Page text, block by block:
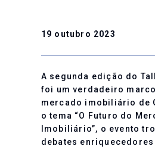
19 outubro 2023
A segunda edição do
foi um verdadeiro
mercado imobiliário de
o tema “O Futuro do
Imobiliário”, o evento
debates